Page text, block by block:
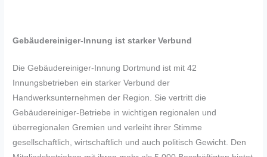
Gebäudereiniger-Innung ist starker Verbund
Die Gebäudereiniger-Innung Dortmund ist mit 42
Innungsbetrieben ein starker Verbund der
Handwerksunternehmen der Region. Sie vertritt die
Gebäudereiniger-Betriebe in wichtigen regionalen und
überregionalen Gremien und verleiht ihrer Stimme
gesellschaftlich, wirtschaftlich und auch politisch Gewicht. Den